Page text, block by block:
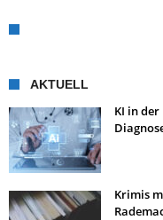
AKTUELL
KI in
Krimis